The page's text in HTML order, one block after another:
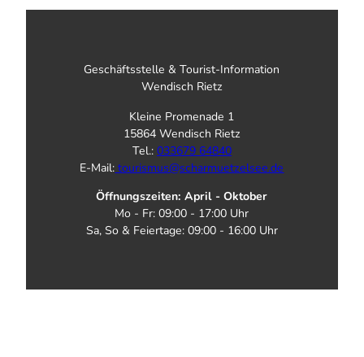
Geschäftsstelle & Tourist-Information
Wendisch Rietz
Kleine Promenade 1
15864 Wendisch Rietz
Tel.: 033679 64840
E-Mail: tourismus@scharmuetzelsee.de
Öffnungszeiten: April - Oktober
Mo - Fr: 09:00 - 17:00 Uhr
Sa, So & Feiertage: 09:00 - 16:00 Uhr